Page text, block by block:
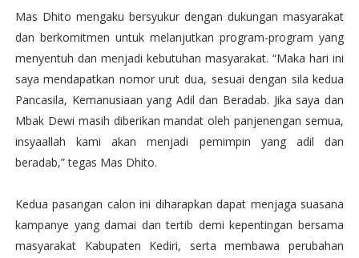
Mas Dhito mengaku bersyukur dengan dukungan masyarakat
dan berkomitmen untuk melanjutkan program-program yang
menyentuh dan menjadi kebutuhan masyarakat. “Maka hari ini
saya mendapatkan nomor urut dua, sesuai dengan sila kedua
Pancasila, Kemanusiaan yang Adil dan Beradab. Jika saya dan
Mbak Dewi masih diberikan mandat oleh panjenengan semua,
insyaallah kami akan menjadi pemimpin yang adil dan
beradab,” tegas Mas Dhito.
Kedua pasangan calon ini diharapkan dapat menjaga suasana
kampanye yang damai dan tertib demi kepentingan bersama
masyarakat Kabupaten Kediri, serta membawa perubahan